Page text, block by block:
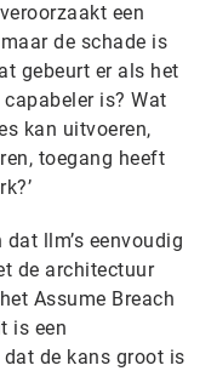
een
de schade is
gebeurt er als het
is? Wat
kan uitvoeren,
toegang heeft
llm’s eenvoudig
de architectuur
Assume Breach
is een
de kans groot is